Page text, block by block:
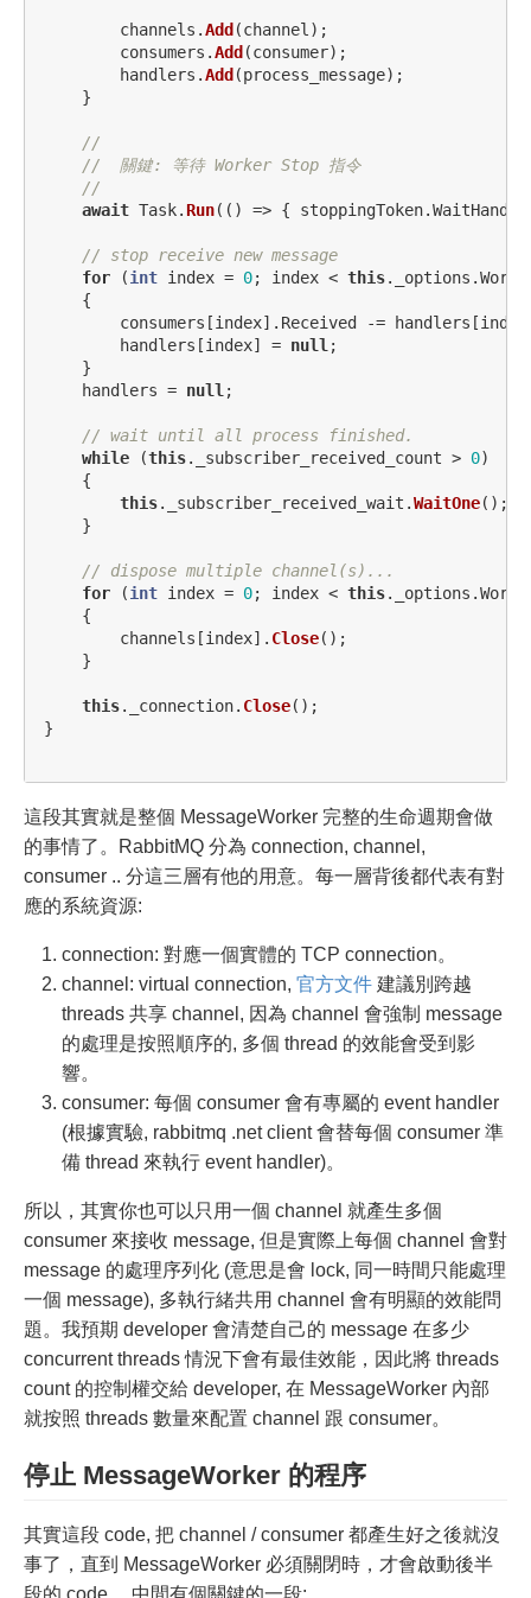
channels .Add (channel );
consumers .Add (consumer);
handlers .Add (process_message);
}
//
//  關鍵: 等待 Worker Stop 指令
//
await Task.Run(() => { stoppingToken.WaitHandle
// stop receive new message
for
(int index = 0; index < this. _options .
{
consumers [index]. Received -= handlers [index
handlers [index] = null ;
}
handlers = null ;
// wait until all process finished.
while
(this. _subscriber_received_count > 0)
{
this. _subscriber_received_wait .WaitOne();
}
// dispose multiple channel(s)...
for
(int index = 0; index < this. _options .
{
channels [index]. Close();
}
this. _connection. Close();
}
這段其實就是整個 MessageWorker 完整的生命週期會做
的事情了。RabbitMQ 分為 connection, channel,
consumer .. 分這三層有他的用意。每一層背後都代表有對
應的系統資源:
connection: 對應一個實體的 TCP connection。
channel: virtual connection, 官方文件 建議別跨越
threads 共享 channel, 因為 channel 會強制 message
的處理是按照順序的, 多個 thread 的效能會受到影
響。
consumer: 每個 consumer 會有專屬的 event handler
(根據實驗, rabbitmq .net client 會替每個 consumer 準
備 thread 來執行 event handler)。
所以，其實你也可以只用一個 channel 就產生多個
consumer 來接收 message, 但是實際上每個 channel 會對
message 的處理序列化 (意思是會 lock, 同一時間只能處理
一個 message), 多執行緒共用 channel 會有明顯的效能問
題。我預期 developer 會清楚自己的 message 在多少
concurrent threads 情況下會有最佳效能，因此將 threads
count 的控制權交給 developer, 在 MessageWorker 內部
就按照 threads 數量來配置 channel 跟 consumer。
停止 MessageWorker 的程序
其實這段 code, 把 channel / consumer 都產生好之後就沒
事了，直到 MessageWorker 必須關閉時，才會啟動後半
段的 code… 中間有個關鍵的一段: